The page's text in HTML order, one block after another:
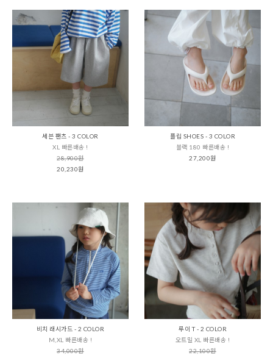
세븐 팬츠 - 3 COLOR
XL 빠른배송 !
28,900원
20,230원
플립 SHOES - 3 COLOR
블랙 180 빠른배송 !
27,200원
비치 래시가드 - 2 COLOR
M,XL 빠른배송 !
34,000원
루이 T - 2 COLOR
오트밀 XL 빠른배송 !
22,100원